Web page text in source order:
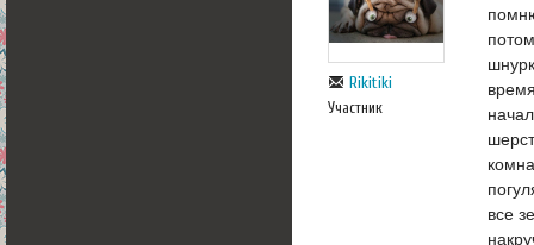
Rikitiki
Участник
все